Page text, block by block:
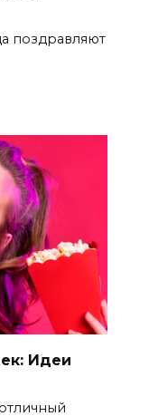
поздравляют
Идеи